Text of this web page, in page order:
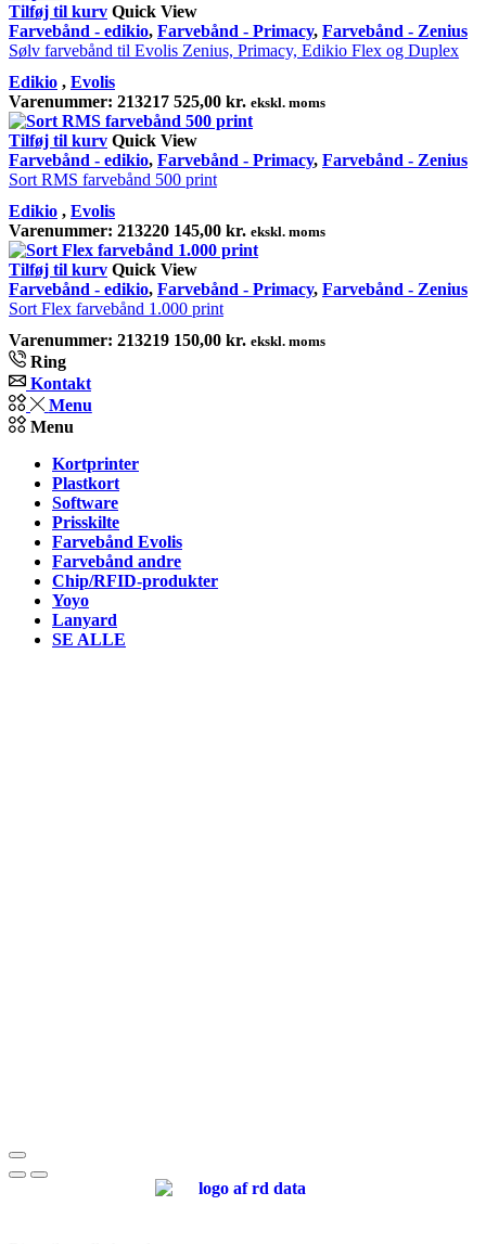
Tilføj til kurv Quick View
Farvebånd - edikio, Farvebånd - Primacy, Farvebånd - Zenius
Sølv farvebånd til Evolis Zenius, Primacy, Edikio Flex og Duplex
Edikio , Evolis
Varenummer: 213217 525,00 kr. ekskl. moms
Tilføj til kurv Quick View
Farvebånd - edikio, Farvebånd - Primacy, Farvebånd - Zenius
Sort RMS farvebånd 500 print
Edikio , Evolis
Varenummer: 213220 145,00 kr. ekskl. moms
Tilføj til kurv Quick View
Farvebånd - edikio, Farvebånd - Primacy, Farvebånd - Zenius
Sort Flex farvebånd 1.000 print
Varenummer: 213219 150,00 kr. ekskl. moms
Ring
Kontakt
Menu
Menu
Kortprinter
Plastkort
Software
Prisskilte
Farvebånd Evolis
Farvebånd andre
Chip/RFID-produkter
Yoyo
Lanyard
SE ALLE